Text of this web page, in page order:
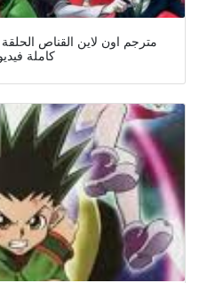
كاملة